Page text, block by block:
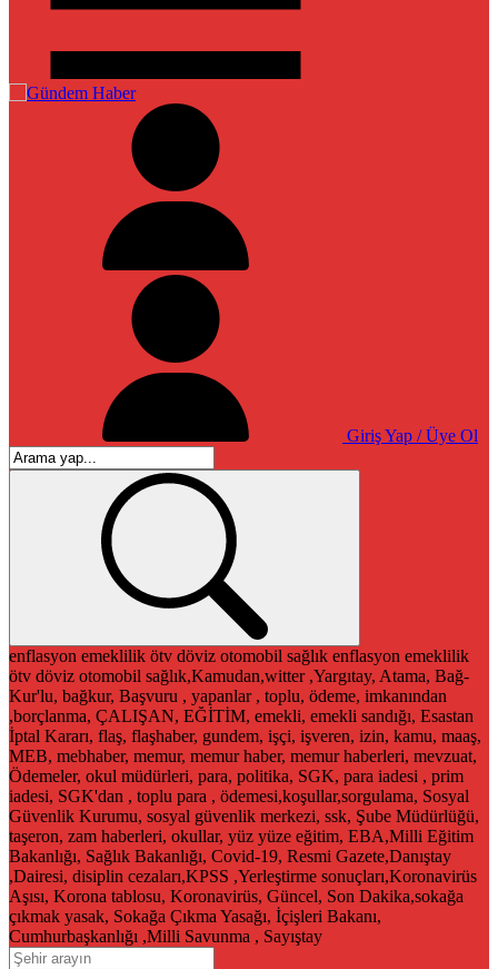
Giriş Yap / Üye Ol
enflasyon emeklilik ötv döviz otomobil sağlık enflasyon emeklilik
ötv döviz otomobil sağlık,Kamudan,witter ,Yargıtay, Atama, Bağ-
Kur'lu, bağkur, Başvuru , yapanlar , toplu, ödeme, imkanından
,borçlanma, ÇALIŞAN, EĞİTİM, emekli, emekli sandığı, Esastan
İptal Kararı, flaş, flaşhaber, gundem, işçi, işveren, izin, kamu, maaş,
MEB, mebhaber, memur, memur haber, memur haberleri, mevzuat,
Ödemeler, okul müdürleri, para, politika, SGK, para iadesi , prim
iadesi, SGK'dan , toplu para , ödemesi,koşullar,sorgulama, Sosyal
Güvenlik Kurumu, sosyal güvenlik merkezi, ssk, Şube Müdürlüğü,
taşeron, zam haberleri, okullar, yüz yüze eğitim, EBA,Milli Eğitim
Bakanlığı, Sağlık Bakanlığı, Covid-19, Resmi Gazete,Danıştay
,Dairesi, disiplin cezaları,KPSS ,Yerleştirme sonuçları,Koronavirüs
Aşısı, Korona tablosu, Koronavirüs, Güncel, Son Dakika,sokağa
çıkmak yasak, Sokağa Çıkma Yasağı, İçişleri Bakanı,
Cumhurbaşkanlığı ,Milli Savunma , Sayıştay